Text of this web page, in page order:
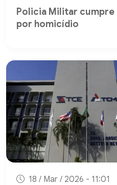
Policia Militar cumpre
por homicídio
18 / Mar / 2026 - 11:01